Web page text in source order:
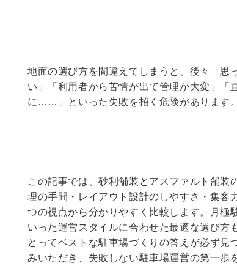
地面の選び方を間違えてしまうと、後々「思
い」「利用者から苦情が出て管理が大変」「
に……」といった失敗を招く危険があります。
この記事では、砂利舗装とアスファルト舗装
理の手間・レイアウト設計のしやすさ・集客
つの視点から分かりやすく比較します。月極
いった運営スタイルに合わせた最適な選び方
とってベストな駐車場づくりの答えが必ず見
みいただき、失敗しない駐車場運営の第一歩